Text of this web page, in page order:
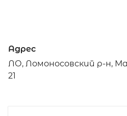
Адрес
ЛО, Ломоносовский р-н,
21